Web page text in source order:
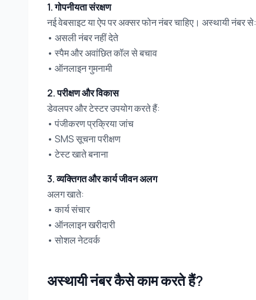
1. गोपनीयता संरक्षण
नई वेबसाइट या ऐप पर अक्सर फोन नंबर चाहिए। अस्थायी नंबर से:
• असली नंबर नहीं देते
• स्पैम और अवांछित कॉल से बचाव
• ऑनलाइन गुमनामी
2. परीक्षण और विकास
डेवलपर और टेस्टर उपयोग करते हैं:
• पंजीकरण प्रक्रिया जांच
• SMS सूचना परीक्षण
• टेस्ट खाते बनाना
3. व्यक्तिगत और कार्य जीवन अलग
अलग खाते:
• कार्य संचार
• ऑनलाइन खरीदारी
• सोशल नेटवर्क
अस्थायी नंबर कैसे काम करते हैं?